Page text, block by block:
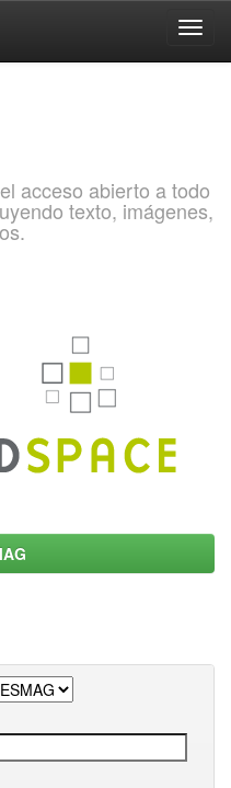
acceso abierto a todo
texto, imágenes,